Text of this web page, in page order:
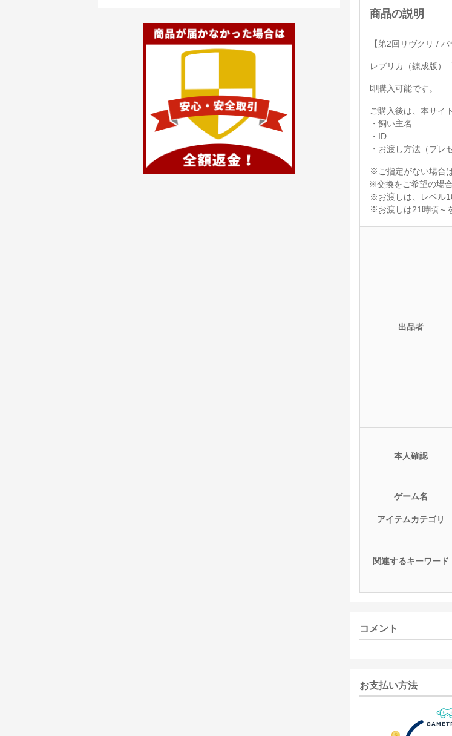
【第2回リヴクリ / バ
レプリカ（錬成版）
即購入可能です。
ご購入後は、本サイ
・飼い主名
・ID
・お渡し方法（プレ
※ご指定がない場合
※交換をご希望の場
※お渡しは、レベル
※お渡しは21時頃～
出品者
本人確認
ゲーム名
アイテムカテゴリ
関連するキーワード
コメント
お支払い方法